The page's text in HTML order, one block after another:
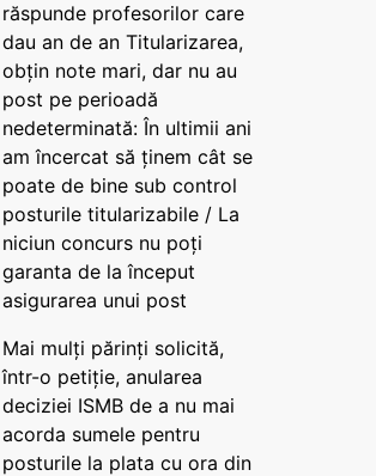
răspunde profesorilor care
dau an de an Titularizarea,
obțin note mari, dar nu au
post pe perioadă
nedeterminată: În ultimii ani
am încercat să ținem cât se
poate de bine sub control
posturile titularizabile / La
niciun concurs nu poți
garanta de la început
asigurarea unui post
Mai mulți părinți solicită,
într-o petiție, anularea
deciziei ISMB de a nu mai
acorda sumele pentru
posturile la plata cu ora din